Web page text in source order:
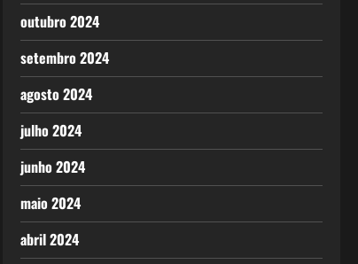
outubro 2024
setembro 2024
agosto 2024
julho 2024
junho 2024
maio 2024
abril 2024